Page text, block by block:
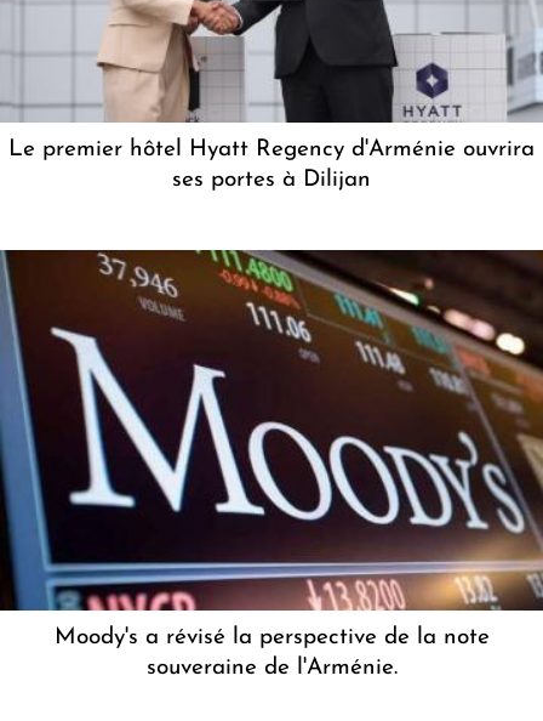
Le premier hôtel Hyatt Regency d'Arménie ouvrira
ses portes à Dilijan
Moody's a révisé la perspective de la note
souveraine de l'Arménie.